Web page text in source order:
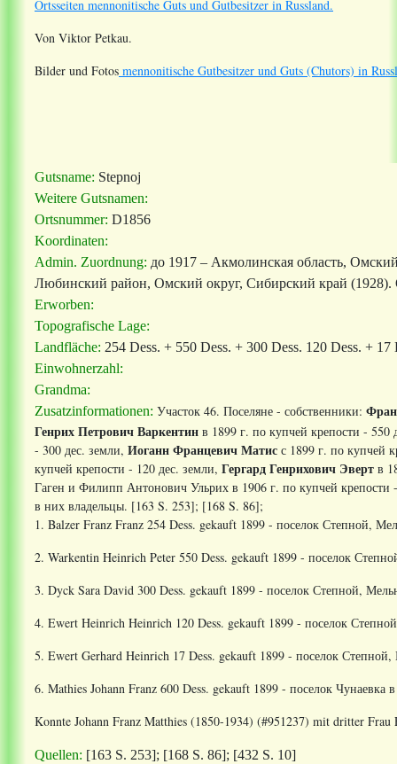
Ortsseiten mennonitische Guts und Gutbesitzer in Russland.
Von Viktor Petkau.
Bilder und Fotos mennonitische Gutbesitzer und Guts (Chutors) in
Gutsname: Stepnoj
Weitere Gutsnamen:
Ortsnummer: D1856
Koordinaten:
Admin. Zuordnung: до 1917 – Акмолинская область,
Любинский район, Омский округ, Сибирский край (1928).
Erworben:
Topografische Lage:
Landfläche: 254 Dess. + 550 Dess. + 300 Dess. 120 Dess. + 17
Einwohnerzahl:
Grandma:
Zusatzinformationen: Участок 46. Поселяне - собственники:
Генрих Петрович Варкентин в 1899 г. по купчей крепости - 550
- 300 дес. земли, Иоганн Францевич Матис с 1899 г. по купчей
купчей крепости - 120 дес. земли, Гергард Генрихович Эверт в
Гаген и Филипп Антонович Ульрих в 1906 г. по купчей
в них владельцы. [163 S. 253]; [168 S. 86];
1. Balzer Franz Franz 254 Dess. gekauft 1899 - поселок Степной,
2. Warkentin Heinrich Peter 550 Dess. gekauft 1899 - поселок
3. Dyck Sara David 300 Dess. gekauft 1899 - поселок Степной,
4. Ewert Heinrich Heinrich 120 Dess. gekauft 1899 - поселок
5. Ewert Gerhard Heinrich 17 Dess. gekauft 1899 - поселок
6. Mathies Johann Franz 600 Dess. gekauft 1899 - поселок
Konnte Johann Franz Matthies (1850-1934) (#951237) mit dritter
Quellen: [163 S. 253]; [168 S. 86]; [432 S. 10]